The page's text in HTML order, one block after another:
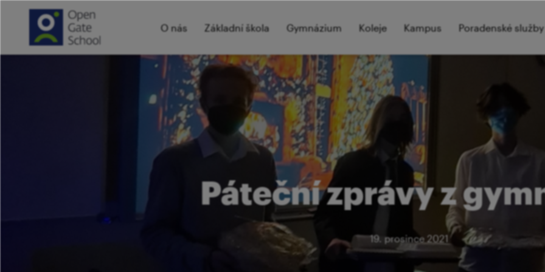
O nás Základní škola Gymnázium Koleje Kampus Poradenské služby
Páteční zprávy z
19. prosince 2021